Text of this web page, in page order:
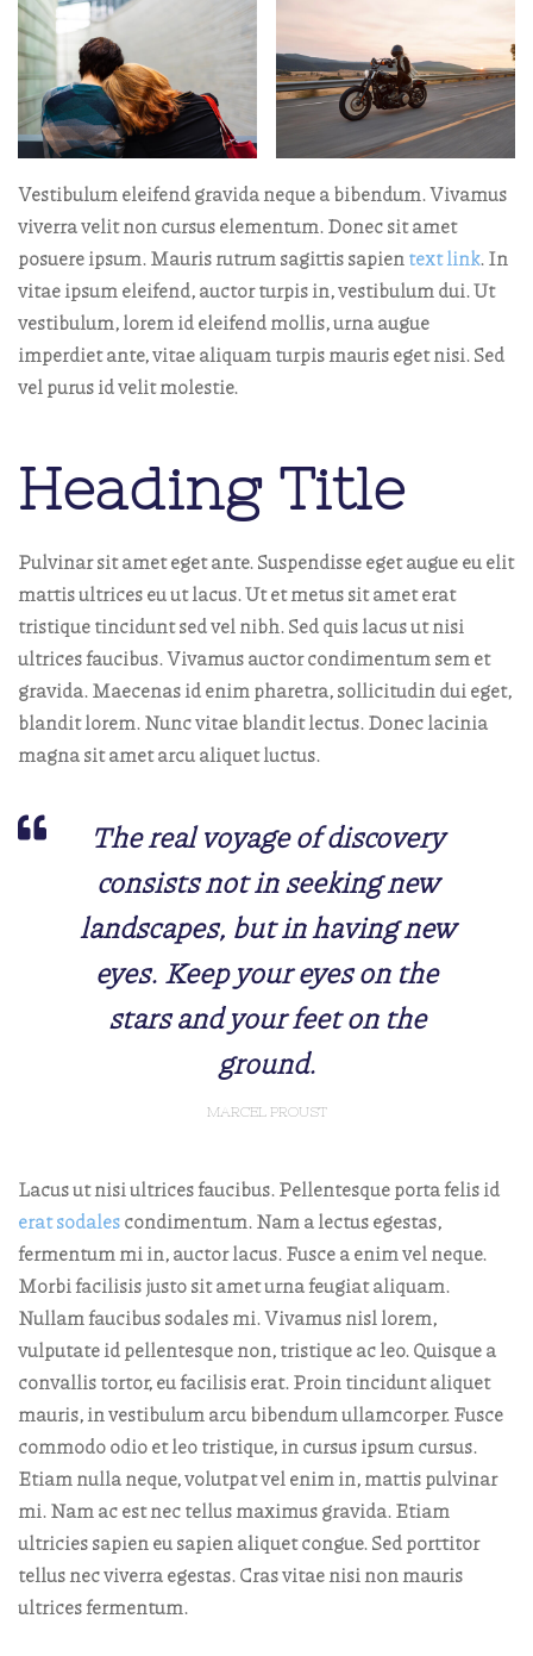
Vestibulum eleifend gravida neque a bibendum. Vivamus
viverra velit non cursus elementum. Donec sit amet
posuere ipsum. Mauris rutrum sagittis sapientext link. In
vitae ipsum eleifend, auctor turpis in, vestibulum dui. Ut
vestibulum, lorem id eleifend mollis, urna augue
imperdiet ante, vitae aliquam turpis mauris eget nisi. Sed
vel purus id velit molestie.
Heading Title
Pulvinar sit amet eget ante. Suspendisse eget augue eu elit
mattis ultrices eu ut lacus. Ut et metus sit amet erat
tristique tincidunt sed vel nibh. Sed quis lacus ut nisi
ultrices faucibus. Vivamus auctor condimentum sem et
gravida. Maecenas id enim pharetra, sollicitudin dui eget,
blandit lorem. Nunc vitae blandit lectus. Donec lacinia
magna sit amet arcu aliquet luctus.
The real voyage of discovery
consists not in seeking new
landscapes, but in having new
eyes. Keep your eyes on the
stars and your feet on the
ground.
MARCEL PROUST
Lacus ut nisi ultrices faucibus. Pellentesque porta felis id
erat sodalescondimentum. Nam a lectus egestas,
fermentum mi in, auctor lacus. Fusce a enim vel neque.
Morbi facilisis justo sit amet urna feugiat aliquam.
Nullam faucibus sodales mi. Vivamus nisl lorem,
vulputate id pellentesque non, tristique ac leo. Quisque a
convallis tortor, eu facilisis erat. Proin tincidunt aliquet
mauris, in vestibulum arcu bibendum ullamcorper. Fusce
commodo odio et leo tristique, in cursus ipsum cursus.
Etiam nulla neque, volutpat vel enim in, mattis pulvinar
mi. Nam ac est nec tellus maximus gravida. Etiam
ultricies sapien eu sapien aliquet congue. Sed porttitor
tellus nec viverra egestas. Cras vitae nisi non mauris
ultrices fermentum.